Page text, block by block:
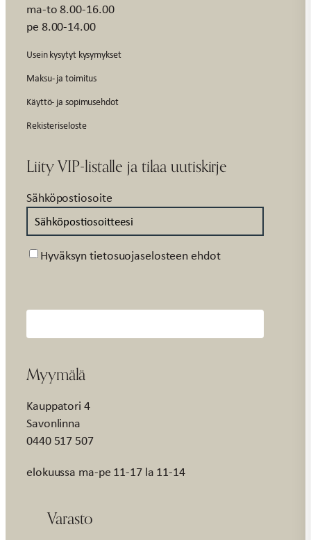
ma-to 8.00-16.00
pe 8.00-14.00
Usein kysytyt kysymykset
Maksu- ja toimitus
Käyttö- ja sopimusehdot
Rekisteriseloste
Liity VIP-listalle ja tilaa uutiskirje
Sähköpostiosoite
Suostumus
Hyväksyn tietosuojaselosteen ehdot
Myymälä
Kauppatori 4
Savonlinna
0440 517 507
elokuussa ma-pe 11-17 la 11-14
Varasto